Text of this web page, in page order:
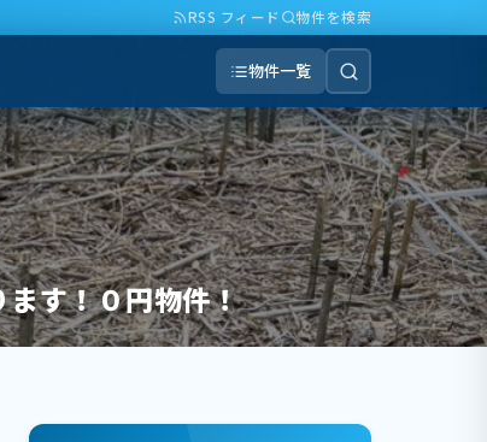
RSS フィード 物件を検索
物件一覧
す！０円物件！